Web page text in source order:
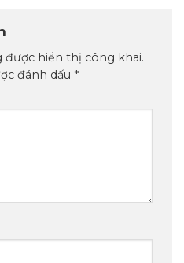
được hiển thị công khai.
đánh dấu *